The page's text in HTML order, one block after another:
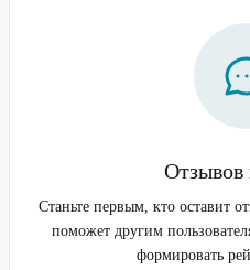
Отзывов
Станьте первым, кто оставит
поможет другим
формировать